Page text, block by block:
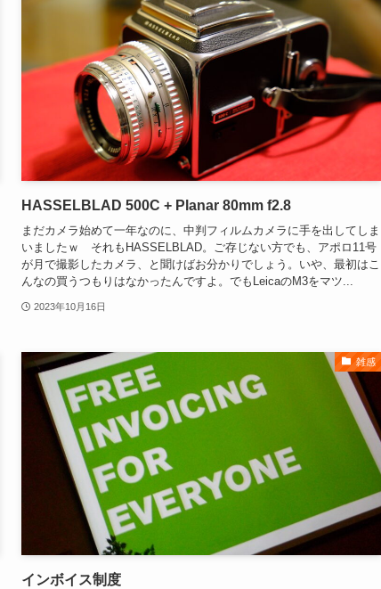
HASSELBLAD 500C + Planar 80mm f2.8
まだカメラ始めて一年なのに、中判フィルムカメラに手を出してしま
いましたｗ それもHASSELBLAD。ご存じない方でも、アポロ11号
が月で撮影したカメラ、と聞けばお分かりでしょう。いや、最初はこ
んなの買うつもりはなかったんですよ。でもLeicaのM3をマツ...
2023年10月16日
雑感
インボイス制度